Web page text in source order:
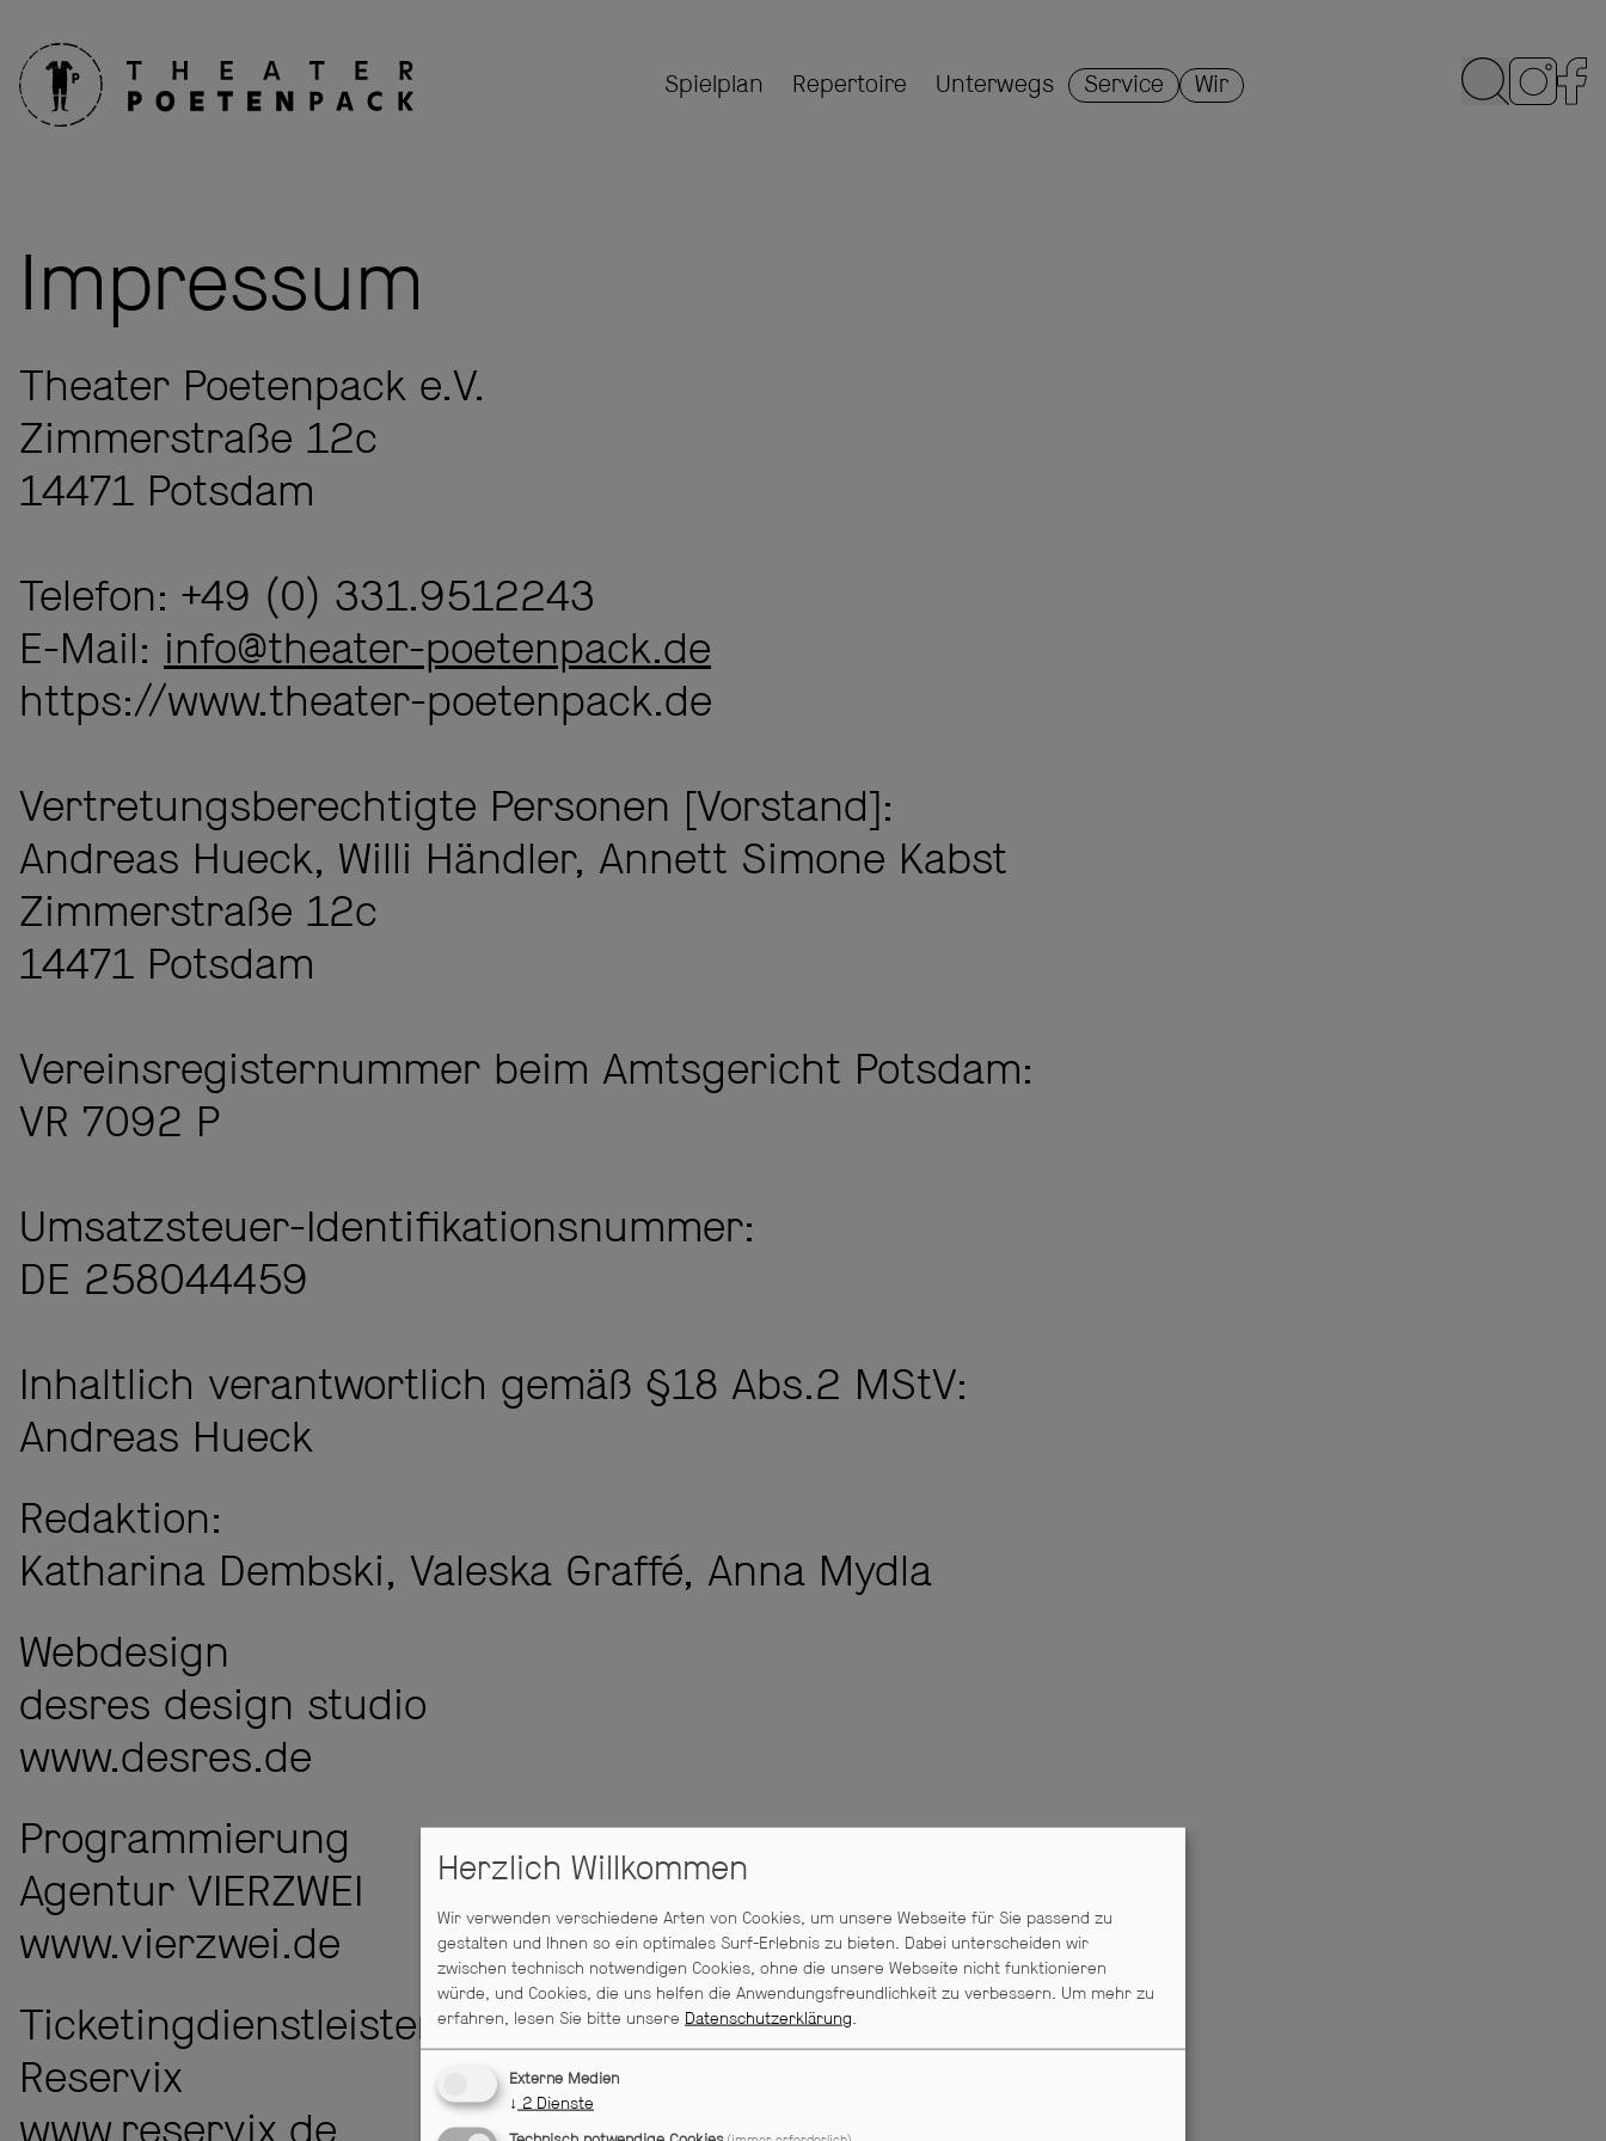
Spielplan Repertoire Unterwegs Service Wir
Impressum
Theater Poetenpack e.V.
Zimmerstraße 12c
14471 Potsdam
Telefon: +49 (0) 331.9512243
E-Mail: info@theater-poetenpack.de
https://www.theater-poetenpack.de
Vertretungsberechtigte Personen [Vorstand]:
Andreas Hueck, Willi Händler, Annett Simone Kabst
Zimmerstraße 12c
14471 Potsdam
Vereinsregisternummer beim Amtsgericht Potsdam:
VR 7092 P
Umsatzsteuer-Identifikationsnummer:
DE 258044459
Inhaltlich verantwortlich gemäß §18 Abs.2 MStV:
Andreas Hueck
Redaktion:
Katharina Dembski, Valeska Graffé, Anna Mydla
Webdesign
desres design studio
www.desres.de
Programmierung
Agentur VIERZWEI
www.vierzwei.de
Ticketingdienstleister
Reservix
Herzlich Willkommen
Wir verwenden verschiedene Arten von Cookies, um unsere Webseite für Sie passend zu
gestalten und Ihnen so ein optimales Surf-Erlebnis zu bieten. Dabei unterscheiden wir
zwischen technisch notwendigen Cookies, ohne die unsere Webseite nicht funktionieren
würde, und Cookies, die uns helfen die Anwendungsfreundlichkeit zu verbessern. Um mehr zu
erfahren, lesen Sie bitte unsere Datenschutzerklärung
Externe Medien
↓ 2 Dienste